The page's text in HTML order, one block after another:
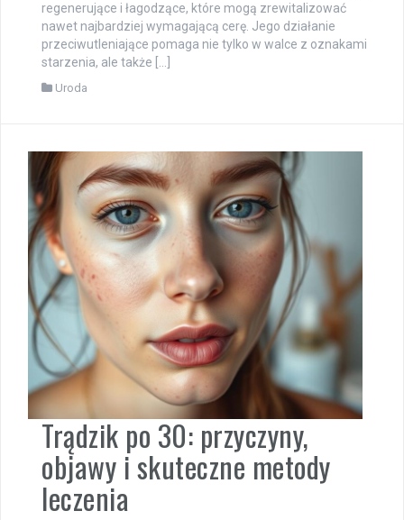
regenerujące i łagodzące, które mogą zrewitalizować
nawet najbardziej wymagającą cerę. Jego działanie
przeciwutleniające pomaga nie tylko w walce z oznakami
starzenia, ale także […]
Uroda
Trądzik po 30: przyczyny,
objawy i skuteczne metody
leczenia